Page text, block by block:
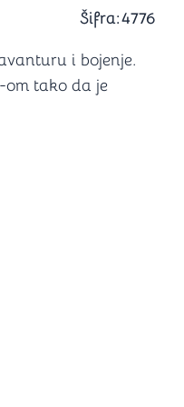
Šifra:4776
i bojenje.
om tako da je